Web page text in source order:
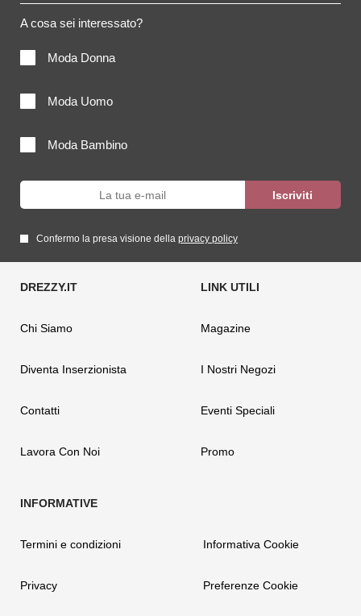
A cosa sei interessato?
Moda Donna
Moda Uomo
Moda Bambino
Confermo la presa visione della privacy policy
Chi Siamo
Diventa Inserzionista
Contatti
Lavora Con Noi
Magazine
I Nostri Negozi
Eventi Speciali
Promo
Termini e condizioni
Privacy
Informativa Cookie
Preferenze Cookie